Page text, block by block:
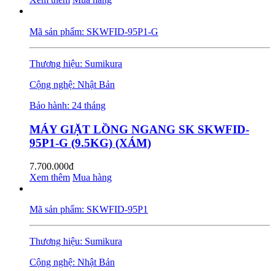
Mã sản phẩm: SKWFID-95P1-G
Thương hiệu: Sumikura
Cộng nghệ: Nhật Bản
Bảo hành: 24 tháng
MÁY GIẶT LỒNG NGANG SK SKWFID-
95P1-G (9.5KG) (XÁM)
7.700.000đ
Xem thêm Mua hàng
Mã sản phẩm: SKWFID-95P1
Thương hiệu: Sumikura
Cộng nghệ: Nhật Bản